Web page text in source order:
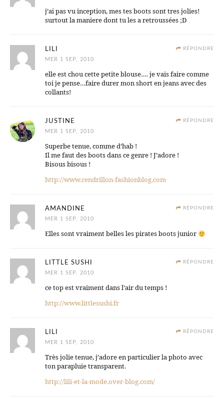
j’ai pas vu inception, mes tes boots sont tres jolies!
surtout la maniere dont tu les a retroussées ;D
RÉPONDRE
LILI
MER 1 SEP, 2010
elle est chou cette petite blouse…. je vais faire comme
toi je pense…faire durer mon short en jeans avec des
collants!
RÉPONDRE
JUSTINE
MER 1 SEP, 2010
Superbe tenue, comme d’hab !
Il me faut des boots dans ce genre ! J’adore !
Bisous bisous !
http://www.cendrillon-fashionblog.com
RÉPONDRE
AMANDINE
MER 1 SEP, 2010
Elles sont vraiment belles les pirates boots junior
RÉPONDRE
LITTLE SUSHI
MER 1 SEP, 2010
ce top est vraiment dans l’air du temps !
http://www.littlesushi.fr
RÉPONDRE
LILI
MER 1 SEP, 2010
Très jolie tenue, j’adore en particulier la photo avec
ton parapluie transparent.
http://lili-et-la-mode.over-blog.com/